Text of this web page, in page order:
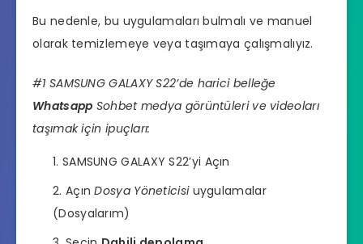
Bu nedenle, bu uygulamaları bulmalı ve manuel
olarak temizlemeye veya taşımaya çalışmalıyız.
#1 SAMSUNG GALAXY S22’de harici belleğe
Whatsapp Sohbet medya görüntüleri ve videoları
taşımak için ipuçları:
SAMSUNG GALAXY S22’yi Açın
AçınDosya Yöneticisi uygulamalar
(Dosyalarım)